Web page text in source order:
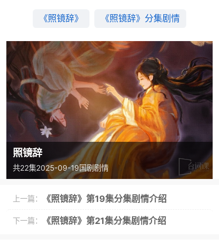
《照镜辞》 《照镜辞》分集剧情
照镜辞
共22集2025-09-19国剧剧情
上一篇： 《照镜辞》第19集分集剧情介绍
下一篇： 《照镜辞》第21集分集剧情介绍